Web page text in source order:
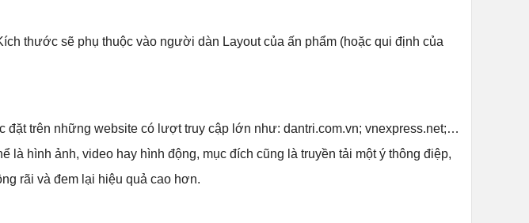
thước sẽ phụ thuộc vào người dàn Layout của ấn phẩm (hoặc qui định của
trên những website có lượt truy cập lớn như: dantri.com.vn; vnexpress.net;…
hình ảnh, video hay hình động, mục đích cũng là truyền tải một ý thông điệp,
rãi và đem lại hiệu quả cao hơn.